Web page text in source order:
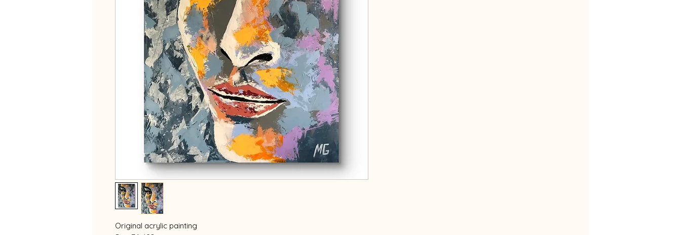
Original acrylic painting